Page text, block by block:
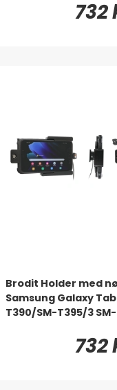
732
Brodit Holder med
Samsung Galaxy
T390/SM-T395/3
732